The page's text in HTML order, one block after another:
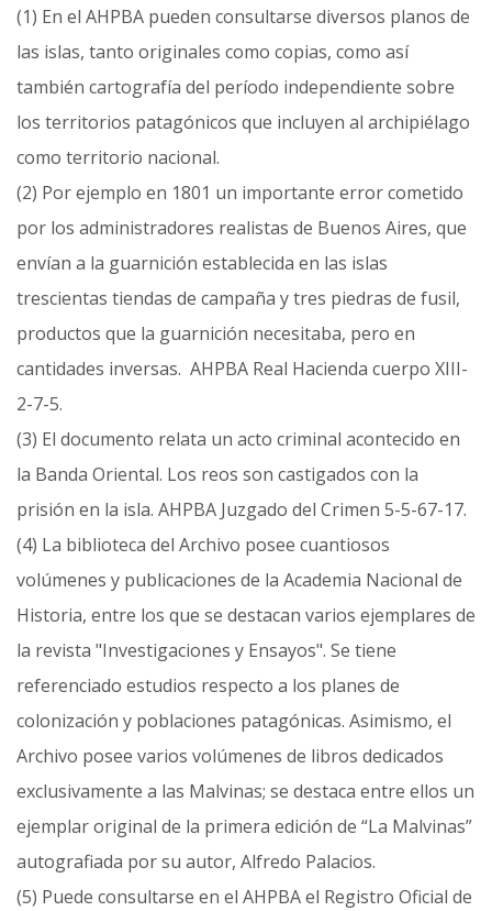
(1) En el AHPBA pueden consultarse diversos planos de
las islas, tanto originales como copias, como así
también cartografía del período independiente sobre
los territorios patagónicos que incluyen al archipiélago
como territorio nacional.
(2) Por ejemplo en 1801 un importante error cometido
por los administradores realistas de Buenos Aires, que
envían a la guarnición establecida en las islas
trescientas tiendas de campaña y tres piedras de fusil,
productos que la guarnición necesitaba, pero en
cantidades inversas. AHPBA Real Hacienda cuerpo XIII-
2-7-5.
(3) El documento relata un acto criminal acontecido en
la Banda Oriental. Los reos son castigados con la
prisión en la isla. AHPBA Juzgado del Crimen 5-5-67-17.
(4) La biblioteca del Archivo posee cuantiosos
volúmenes y publicaciones de la Academia Nacional de
Historia, entre los que se destacan varios ejemplares de
la revista "Investigaciones y Ensayos". Se tiene
referenciado estudios respecto a los planes de
colonización y poblaciones patagónicas. Asimismo, el
Archivo posee varios volúmenes de libros dedicados
exclusivamente a las Malvinas; se destaca entre ellos un
ejemplar original de la primera edición de “La Malvinas”
autografiada por su autor, Alfredo Palacios.
(5) Puede consultarse en el AHPBA el Registro Oficial de